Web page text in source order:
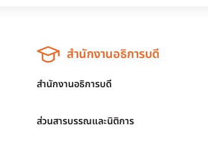
สำนักงานอธิการบดี
สำนักงานอธิการบดี
ส่วนสารบรรณและนิติการ